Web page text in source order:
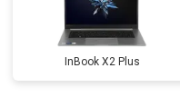
InBook X2 Plus